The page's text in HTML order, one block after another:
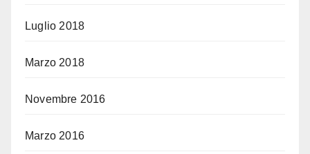
Luglio 2018
Marzo 2018
Novembre 2016
Marzo 2016